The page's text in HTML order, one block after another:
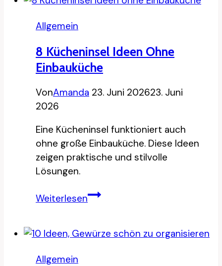
Bett
zum
Selbermachen
Allgemein
8 Kücheninsel Ideen Ohne
Einbauküche
VonAmanda 23. Juni 202623. Juni
2026
Eine Kücheninsel funktioniert auch
ohne große Einbauküche. Diese Ideen
zeigen praktische und stilvolle
Lösungen.
Weiterlesen8
ohne
Allgemein